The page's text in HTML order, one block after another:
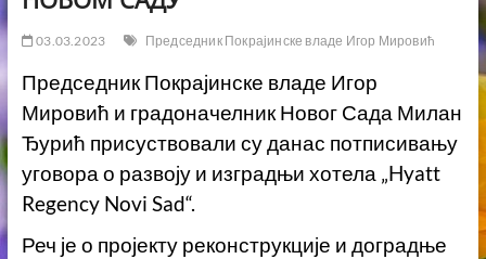
03.03.2023 Председник Покрајинске владе Игор Мировић
Председник Покрајинске владе Игор
Мировић и градоначелник Новог Сада Милан
Ђурић присуствовали су данас потписивању
уговора о развоју и изградњи хотела „Hyatt
Regency Novi Sad“.
Реч је о пројекту реконструкције и доградње